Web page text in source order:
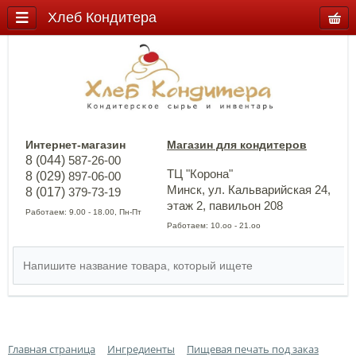
Интернет-магазин
8 (044) 587-26-00
8 (029) 897-06-00
8 (017) 379-73-19
Работаем: 9.00 - 18.00, Пн-Пт
Магазин для кондитеров
ТЦ "Корона"
Минск, ул. Кальварийская 24,
этаж 2, павильон 208
Работаем: 10.оо - 21.оо
Главная страница Ингредиенты
Пищевая печать под заказ
Хлеб Кондитера